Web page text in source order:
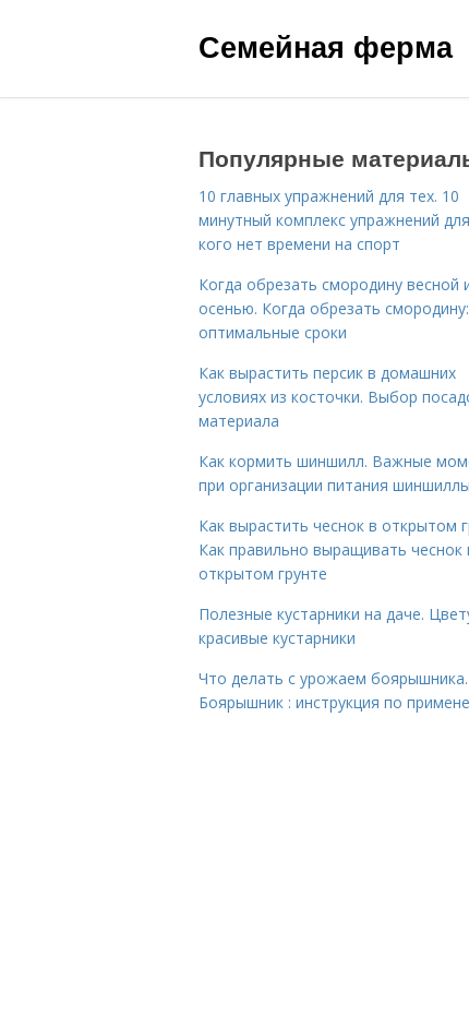
Семейная ферма
Популярные
10 главных упражнений для тех. 10
минутный комплекс упражнений
кого нет времени на спорт
Когда обрезать смородину весной
осенью. Когда обрезать смородину:
оптимальные сроки
Как вырастить персик в домашних
условиях из косточки. Выбор
материала
Как кормить шиншилл. Важные
при организации питания шиншиллы
Как вырастить чеснок в открытом
Как правильно выращивать чеснок
открытом грунте
Полезные кустарники на даче.
красивые кустарники
Что делать с урожаем боярышника.
Боярышник : инструкция по